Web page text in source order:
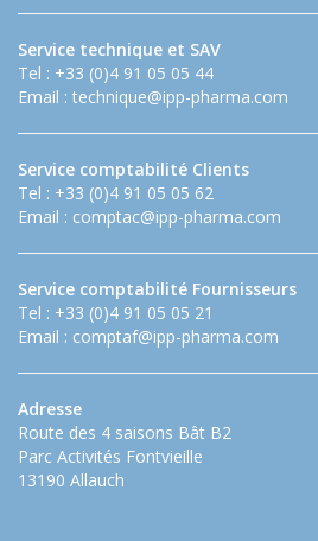
Service technique et SAV
Tel : +33 (0)4 91 05 05 44
Email : technique@ipp-pharma.com
Service comptabilité Clients
Tel : +33 (0)4 91 05 05 62
Email : comptac@ipp-pharma.com
Service comptabilité Fournisseurs
Tel : +33 (0)4 91 05 05 21
Email : comptaf@ipp-pharma.com
Adresse
Route des 4 saisons Bât B2
Parc Activités Fontvieille
13190 Allauch